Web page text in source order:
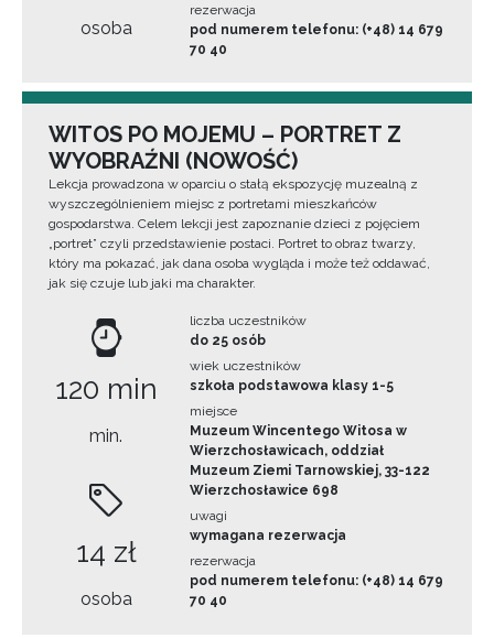
osoba
rezerwacja
pod numerem telefonu: (+48) 14 679
70 40
WITOS PO MOJEMU – PORTRET Z
WYOBRAŹNI (NOWOŚĆ)
Lekcja prowadzona w oparciu o stałą ekspozycję muzealną z
wyszczególnieniem miejsc z portretami mieszkańców
gospodarstwa. Celem lekcji jest zapoznanie dzieci z pojęciem
„portret” czyli przedstawienie postaci. Portret to obraz twarzy,
który ma pokazać, jak dana osoba wygląda i może też oddawać,
jak się czuje lub jaki ma charakter.
120 min
min.
14 zł
osoba
liczba uczestników
do 25 osób
wiek uczestników
szkoła podstawowa klasy 1-5
miejsce
Muzeum Wincentego Witosa w
Wierzchosławicach, oddział
Muzeum Ziemi Tarnowskiej, 33-122
Wierzchosławice 698
uwagi
wymagana rezerwacja
rezerwacja
pod numerem telefonu: (+48) 14 679
70 40